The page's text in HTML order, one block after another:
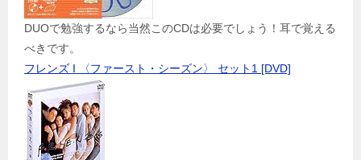
DUOで勉強するなら当然このCDは必要でしょう！耳で覚える
べきです。
フレンズ I 〈ファースト・シーズン〉 セット1 [DVD]